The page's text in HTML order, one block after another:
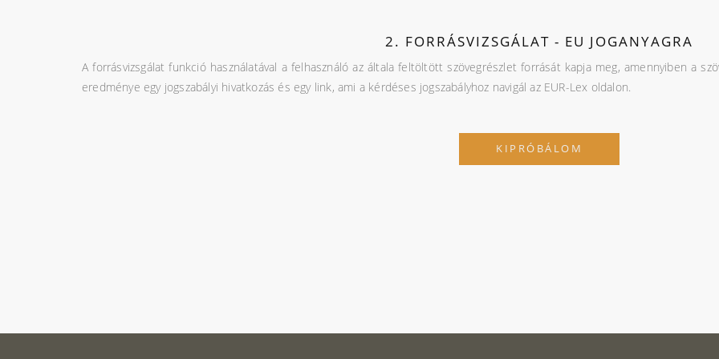
2. FORRÁSVIZSGÁLAT - EU JOGANYAGRA
A forrásvizsgálat funkció használatával a felhasználó az általa feltöltött szövegrészlet forrását kapja meg, amennyiben a
eredménye egy jogszabályi hivatkozás és egy link, ami a kérdéses jogszabályhoz navigál az EUR-Lex oldalon.
KIPRÓBÁLOM